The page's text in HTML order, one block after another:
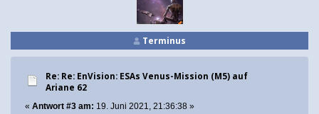
Terminus
Re: Re: EnVision: ESAs Venus-Mission (M5) auf
Ariane 62
« Antwort #3 am: 19. Juni 2021, 21:36:38 »